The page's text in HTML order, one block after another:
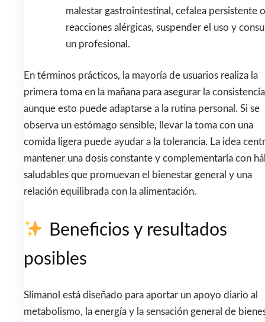
malestar gastrointestinal, cefalea persistente o
reacciones alérgicas, suspender el uso y
un profesional.
En términos prácticos, la mayoría de usuarios realiza la
primera toma en la mañana para asegurar la
aunque esto puede adaptarse a la rutina personal. Si se
observa un estómago sensible, llevar la toma con una
comida ligera puede ayudar a la tolerancia. La idea
mantener una dosis constante y complementarla con
saludables que promuevan el bienestar general y una
relación equilibrada con la alimentación.
Beneficios y resultados
posibles
Slimanol está diseñado para aportar un apoyo diario al
metabolismo, la energía y la sensación general de